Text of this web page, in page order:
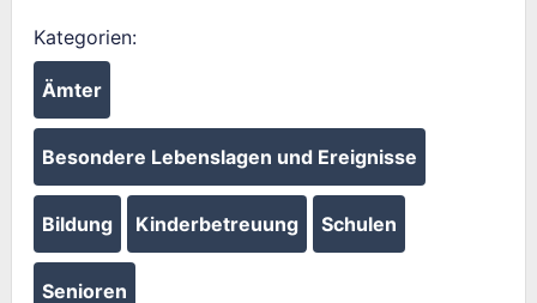
Kategorien:
Ämter
Besondere Lebenslagen und Ereignisse
Bildung Kinderbetreuung Schulen
Senioren